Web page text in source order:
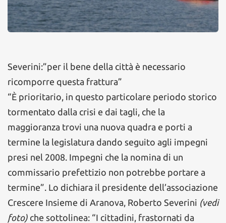
Severini:”per il bene della città è necessario
ricomporre questa frattura”
“È prioritario, in questo particolare periodo storico
tormentato dalla crisi e dai tagli, che la
maggioranza trovi una nuova quadra e porti a
termine la legislatura dando seguito agli impegni
presi nel 2008. Impegni che la nomina di un
commissario prefettizio non potrebbe portare a
termine”. Lo dichiara il presidente dell’associazione
Crescere Insieme di Aranova, Roberto Severini (vedi
foto) che sottolinea: “I cittadini, frastornati da